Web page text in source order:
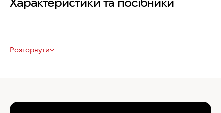
Характеристики та посібники
Розгорнути